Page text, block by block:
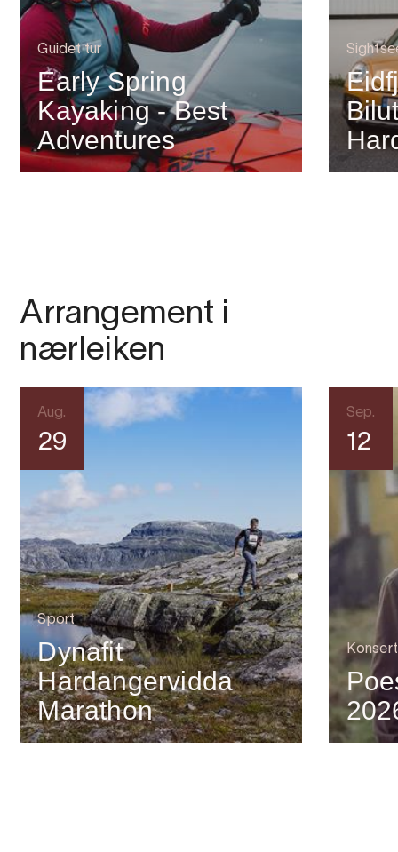
Guidet tur
Early Spring
Kayaking - Best
Adventures
Arrangement i
nærleiken
Aug.
29
Sport
Dynafit
Hardangervidda
Marathon
Sep.
12
Konsert